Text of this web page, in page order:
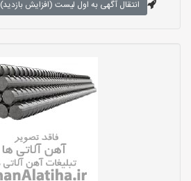
انتقال آگهی به اول لیست (افزایش بازدید)